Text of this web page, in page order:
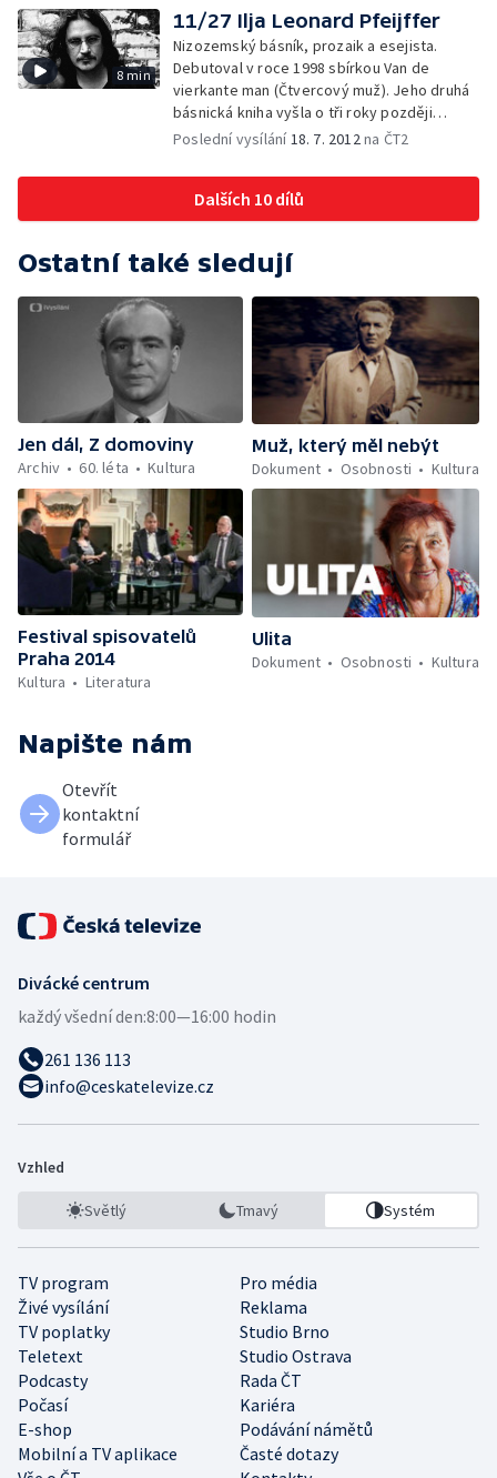
debutovala v roce 2003 sbírkou Nadýchané
a mechanické. Za tuto sbírku ve stejném
roce obdržela cenu Obce rumunských
spisovatelů za nejlepší prvotinu.
8 min
11/27 Ilja Leonard Pfeijffer
Nizozemský básník, prozaik a esejista.
Debutoval v roce 1998 sbírkou Van de
vierkante man (Čtvercový muž). Jeho druhá
básnická kniha vyšla o tři roky později
pod názvem Záblesky uvadlého větru. Živí
a učitel.
Poslední vysílání18. 7. 2012na ČT2
Dalších 10 dílů
Ostatní také sledují
Jen dál, Z domoviny
Archiv
60. léta Kultura
Muž, který měl nebýt
Dokument
Osobnosti Kultura
Festival spisovatelů
Praha 2014
Kultura
Literatura
Ulita
Dokument
Osobnosti Kultura
Napište nám
Otevřít
kontaktní
formulář
Divácké centrum
každý všední den:8:00—16:00 hodin
261 136 113
info@ceskatelevize.cz
Vzhled
Světlý Tmavý Systém
TV program
Pro média
Živé vysílání
Reklama
TV poplatky
Studio Brno
Teletext
Studio Ostrava
Podcasty
Rada ČT
Počasí
Kariéra
E-shop
Podávání námětů
Mobilní a TV aplikace
Časté dotazy